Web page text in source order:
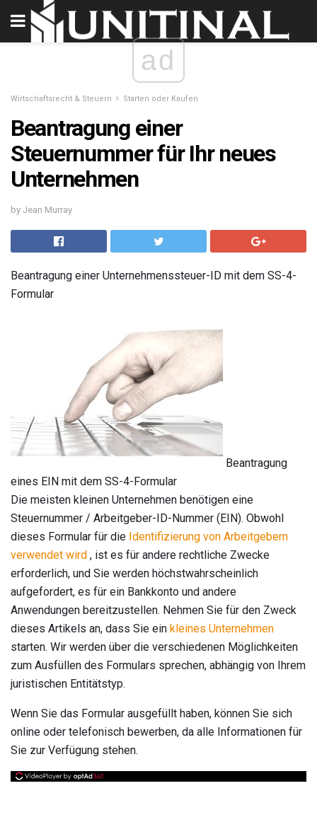
ad
Wirtschaftsrecht & Steuern Starten oder Kaufen
Beantragung einer
Steuernummer für Ihr neues
Unternehmen
by Jean Murray
Beantragung einer Unternehmenssteuer-ID mit dem SS-4-
Formular
Beantragung
eines EIN mit dem SS-4-Formular
Die meisten kleinen Unternehmen benötigen eine
Steuernummer / Arbeitgeber-ID-Nummer (EIN). Obwohl
dieses Formular für die Identifizierung von Arbeitgebern
verwendet wird , ist es für andere rechtliche Zwecke
erforderlich, und Sie werden höchstwahrscheinlich
aufgefordert, es für ein Bankkonto und andere
Anwendungen bereitzustellen. Nehmen Sie für den Zweck
dieses Artikels an, dass Sie ein kleines Unternehmen
starten. Wir werden über die verschiedenen Möglichkeiten
zum Ausfüllen des Formulars sprechen, abhängig von Ihrem
juristischen Entitätstyp.
Wenn Sie das Formular ausgefüllt haben, können Sie sich
online oder telefonisch bewerben, da alle Informationen für
Sie zur Verfügung stehen.